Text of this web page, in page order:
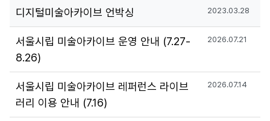
디지털미술아카이브 언박싱 2023.03.28
서울시립 미술아카이브 운영 안내 (7.27-
8.26)
2026.07.21
서울시립 미술아카이브 레퍼런스 라이브
러리 이용 안내 (7.16)
2026.07.14